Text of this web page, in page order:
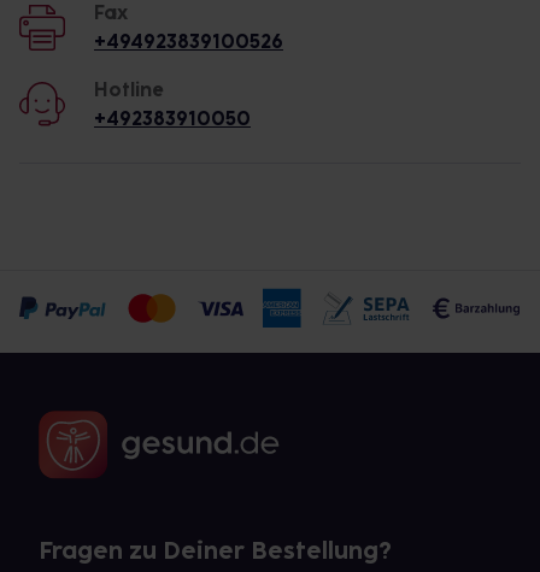
Fax
+494923839100526
Hotline
+492383910050
Fragen zu Deiner Bestellung?